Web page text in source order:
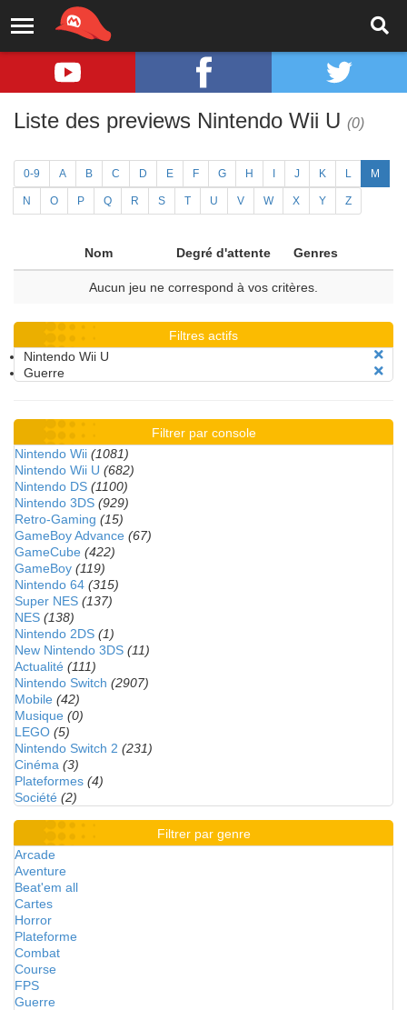
Liste des previews Nintendo Wii U (0)
0-9 A B C D E F G H J K L M
N O P Q R S T U V W X Y Z
Nom Degré d'attente Genres
Aucun jeu ne correspond à vos critères.
Filtres actifs
Nintendo Wii U
Guerre
Filtrer par console
Nintendo Wii (1081)
Nintendo Wii U (682)
Nintendo DS (1100)
Nintendo 3DS (929)
Retro-Gaming (15)
GameBoy Advance (67)
GameCube (422)
GameBoy (119)
Nintendo 64 (315)
Super NES (137)
NES (138)
Nintendo 2DS (1)
New Nintendo 3DS (11)
Actualité (111)
Nintendo Switch (2907)
Mobile (42)
Musique (0)
LEGO (5)
Nintendo Switch 2 (231)
Cinéma (3)
Plateformes (4)
Société (2)
Filtrer par genre
Arcade
Aventure
Beat'em all
Cartes
Horror
Plateforme
Combat
Course
FPS
Guerre